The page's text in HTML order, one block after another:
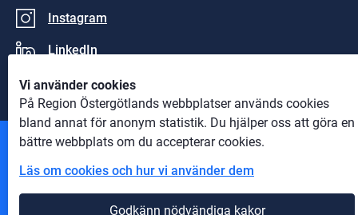
Vi använder cookies
På Region Östergötlands webbplatser används cookies
bland annat för anonym statistik. Du hjälper oss att göra en
bättre webbplats om du accepterar cookies.
Läs om cookies och hur vi använder dem
Godkänn nödvändiga kakor
Instagram
LinkedIn
Information om cookies